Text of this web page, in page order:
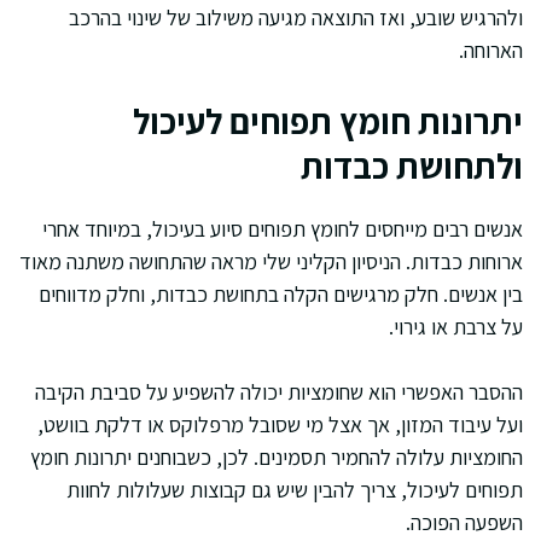
ולהרגיש שובע, ואז התוצאה מגיעה משילוב של שינוי בהרכב
הארוחה.
יתרונות חומץ תפוחים לעיכול
ולתחושת כבדות
אנשים רבים מייחסים לחומץ תפוחים סיוע בעיכול, במיוחד אחרי
ארוחות כבדות. הניסיון הקליני שלי מראה שהתחושה משתנה מאוד
בין אנשים. חלק מרגישים הקלה בתחושת כבדות, וחלק מדווחים
על צרבת או גירוי.
ההסבר האפשרי הוא שחומציות יכולה להשפיע על סביבת הקיבה
ועל עיבוד המזון, אך אצל מי שסובל מרפלוקס או דלקת בוושט,
החומציות עלולה להחמיר תסמינים. לכן, כשבוחנים יתרונות חומץ
תפוחים לעיכול, צריך להבין שיש גם קבוצות שעלולות לחוות
השפעה הפוכה.